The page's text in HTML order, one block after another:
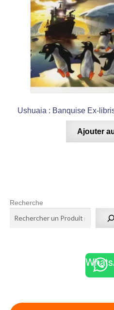
Ushuaia : Banquise Ex-
Ajouter
Recherche